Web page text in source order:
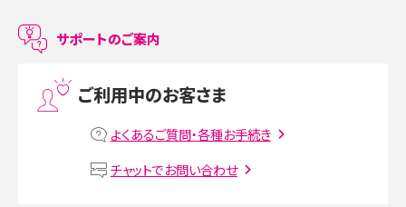
LINEで友だちを削除する方法は？方法ごとの影響や復活・復元する方法も解説
MNOとは？MVNOやMVNEとの違いやメリット・デメリットを解説
VPN接続とは？仕組みや必要性、メリット・デメリット、接続方法を解説
サポートのご案内
ご利用中のお客さま
よくあるご質問・各種お手続き
チャットでお問い合わせ